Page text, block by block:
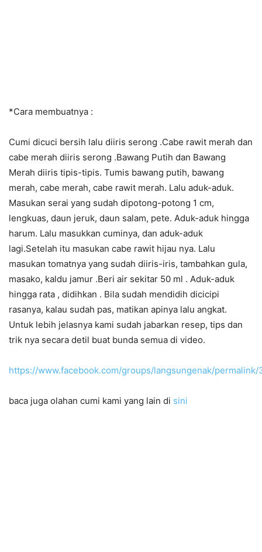
*Cara membuatnya :
Cumi dicuci bersih lalu diiris serong .Cabe rawit merah dan
cabe merah diiris serong .Bawang Putih dan Bawang
Merah diiris tipis-tipis. Tumis bawang putih, bawang
merah, cabe merah, cabe rawit merah. Lalu aduk-aduk.
Masukan serai yang sudah dipotong-potong 1 cm,
lengkuas, daun jeruk, daun salam, pete. Aduk-aduk hingga
harum. Lalu masukkan cuminya, dan aduk-aduk
lagi.Setelah itu masukan cabe rawit hijau nya. Lalu
masukan tomatnya yang sudah diiris-iris, tambahkan gula,
masako, kaldu jamur .Beri air sekitar 50 ml . Aduk-aduk
hingga rata , didihkan . Bila sudah mendidih dicicipi
rasanya, kalau sudah pas, matikan apinya lalu angkat.
Untuk lebih jelasnya kami sudah jabarkan resep, tips dan
trik nya secara detil buat bunda semua di video.
https://www.facebook.com/groups/langsungenak/
baca juga olahan cumi kami yang lain di sini